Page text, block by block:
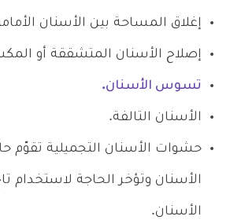
إغلاق المساحة بين الأسنان
إصلاح الأسنان المتشققة أو
تسوس الأسنان.
الأسنان التالفة.
حشوات الأسنان التجميلية تقوّم
الأسنان وتؤخر الحاجة لاستخدام
الأسنان.